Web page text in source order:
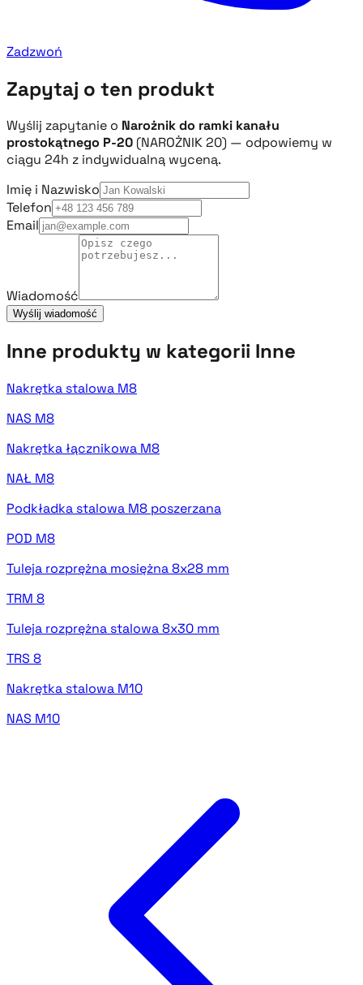
Zadzwoń
Zapytaj o ten produkt
Wyślij zapytanie o Narożnik do ramki kanału
prostokątnego P-20 (NAROŻNIK 20) — odpowiemy w
ciągu 24h z indywidualną wyceną.
Imię i Nazwisko
Telefon
Email
Wiadomość
Wyślij wiadomość
Inne produkty w kategorii Inne
Nakrętka stalowa M8
NAS M8
Nakrętka łącznikowa M8
NAŁ M8
Podkładka stalowa M8 poszerzana
POD M8
Tuleja rozprężna mosiężna 8x28 mm
TRM 8
Tuleja rozprężna stalowa 8x30 mm
TRS 8
Nakrętka stalowa M10
NAS M10